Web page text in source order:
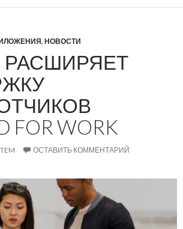
, НОВОСТИ
РАСШИРЯЕТ
FOR WORK
ОСТАВИТЬ КОММЕНТАРИЙ